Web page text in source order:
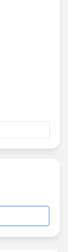
Thank